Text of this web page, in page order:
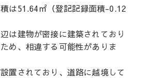
は51.64㎡（登記記録面積-0.12
は建物が密接に建築されており
め、相違する可能性がありま
置されており、道路に越境して